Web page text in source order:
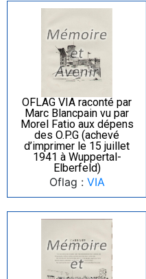
OFLAG VIA raconté par
Marc Blancpain vu par
Morel Fatio aux dépens
des O.P.G (achevé
d’imprimer le 15 juillet
1941 à Wuppertal-
Elberfeld)
Oflag : VIA